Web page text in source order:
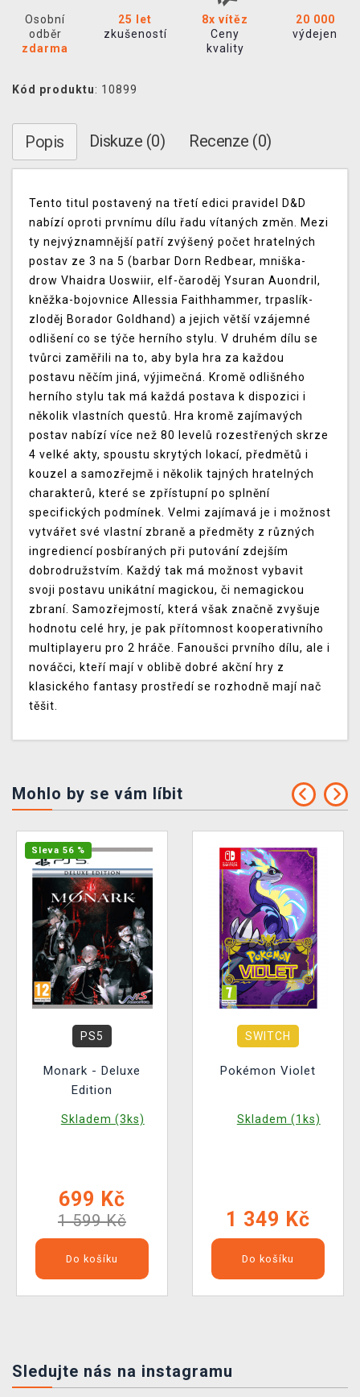
Osobní
odběr
zdarma
25 let
zkušeností
8x vítěz
Ceny
kvality
20 000
výdejen
Kód produktu: 10899
Popis Diskuze (0) Recenze (0)
Tento titul postavený na třetí edici pravidel D&D
nabízí oproti prvnímu dílu řadu vítaných změn. Mezi
ty nejvýznamnější patří zvýšený počet hratelných
postav ze 3 na 5 (barbar Dorn Redbear, mniška-
drow Vhaidra Uoswiir, elf-čaroděj Ysuran Auondril,
kněžka-bojovnice Allessia Faithhammer, trpaslík-
zloděj Borador Goldhand) a jejich větší vzájemné
odlišení co se týče herního stylu. V druhém dílu se
tvůrci zaměřili na to, aby byla hra za každou
postavu něčím jiná, výjimečná. Kromě odlišného
herního stylu tak má každá postava k dispozici i
několik vlastních questů. Hra kromě zajímavých
postav nabízí více než 80 levelů rozestřených skrze
4 velké akty, spoustu skrytých lokací, předmětů i
kouzel a samozřejmě i několik tajných hratelných
charakterů, které se zpřístupní po splnění
specifických podmínek. Velmi zajímavá je i možnost
vytvářet své vlastní zbraně a předměty z různých
ingrediencí posbíraných při putování zdejším
dobrodružstvím. Každý tak má možnost vybavit
svoji postavu unikátní magickou, či nemagickou
zbraní. Samozřejmostí, která však značně zvyšuje
hodnotu celé hry, je pak přítomnost kooperativního
multiplayeru pro 2 hráče. Fanoušci prvního dílu, ale i
nováčci, kteří mají v oblibě dobré akční hry z
klasického fantasy prostředí se rozhodně mají nač
těšit.
Mohlo by se vám líbit
Sleva 56 %
PS5
Monark - Deluxe
Edition
Skladem (3ks)
699 Kč
1 599 Kč
Do košíku
SWITCH
Pokémon Violet
Skladem (1ks)
1 349 Kč
Do košíku
Sledujte nás na instagramu